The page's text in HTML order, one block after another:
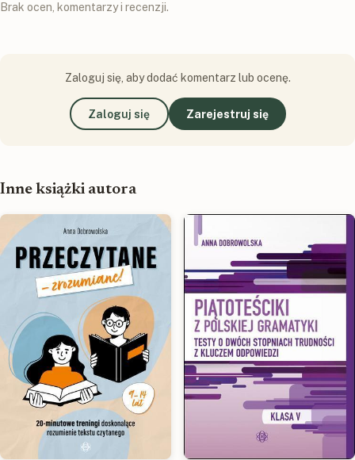
Brak ocen, komentarzy i recenzji.
Zaloguj się, aby dodać komentarz lub ocenę.
Zaloguj się Zarejestruj się
Inne książki autora